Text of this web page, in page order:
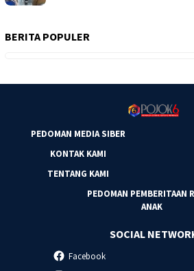
BERITA POPULER
PEDOMAN MEDIA SIBER
KONTAK KAMI
TENTANG KAMI
PEDOMAN PEMBERITAAN
ANAK
SOCIAL
Facebook